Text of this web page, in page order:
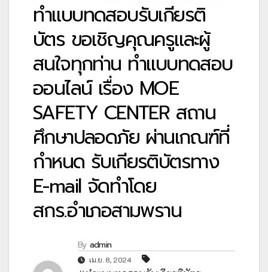
ทำแบบทดสอบรับเกียรติ
บัตร ขอเชิญคุณครูและผู้
สนใจทุกท่าน ทำแบบทดสอบ
ออนไลน์ เรื่อง MOE
SAFETY CENTER สถาน
ศึกษาปลอดภัย ผ่านเกณฑ์ที่
กำหนด รับเกียรติบัตรทาง
E-mail จัดทำโดย
สกร.อำเภอสามพราน
By admin
เม.ย. 8, 2024